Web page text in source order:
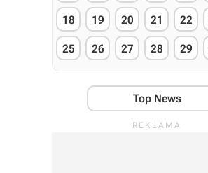
18 19 20 21 22
25 26 27 28 29
Top News